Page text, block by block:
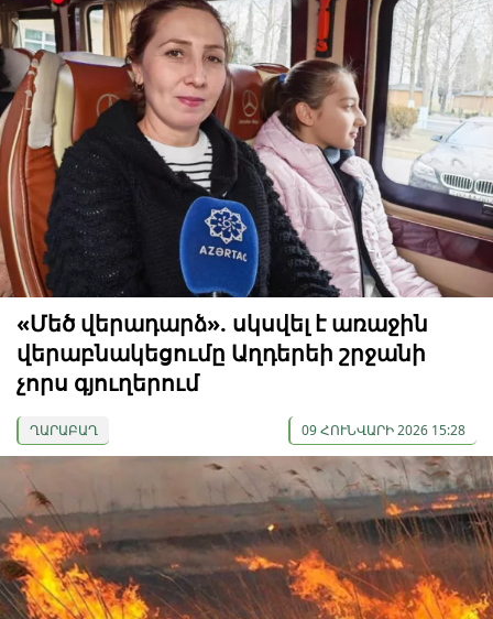
«Մեծ վերադարձ». սկսվել է առաջին
վերաբնակեցումը Աղդերեի շրջանի
չորս գյուղերում
ՂԱՐԱԲԱՂ 09 ՀՈՒՆՎԱՐԻ 2026 15:28